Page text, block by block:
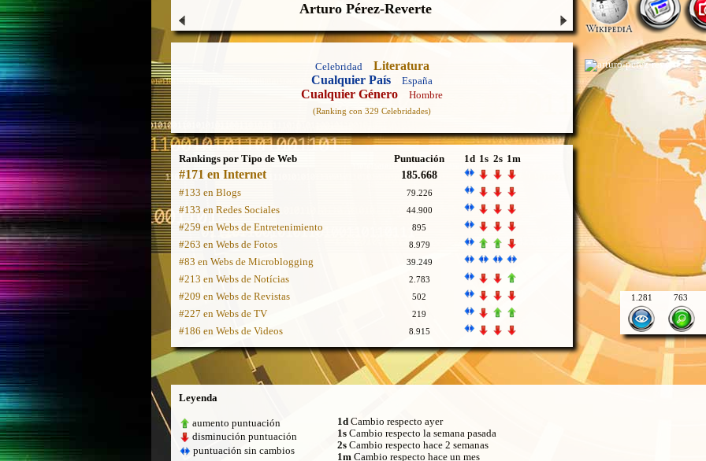
Arturo Pérez-Reverte
1.281 763
Celebridad
Literatura
Cualquier País
España
Cualquier Género Hombre
(Ranking con 329 Celebridades)
Rankings por Tipo de Web Puntuación 1d 1s 2s 1m
#171 en Internet
185.668
#133 en Blogs
79.226
#133 en Redes Sociales 44.900
#259 en Webs de Entretenimiento 895
#263 en Webs de Fotos 8.979
#83 en Webs de Microblogging 39.249
#213 en Webs de Notícias 2.783
#209 en Webs de Revistas 502
#227 en Webs de TV 219
#186 en Webs de Videos 8.915
Leyenda
aumento puntuación
disminución puntuación
puntuación sin cambios
1d Cambio respecto ayer
1s Cambio respecto la semana pasada
2s Cambio respecto hace 2 semanas
1m Cambio respecto hace un mes